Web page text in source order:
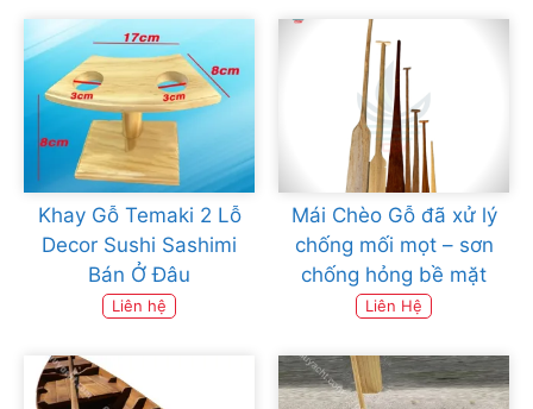
Khay Gỗ Temaki 2 Lỗ
Decor Sushi Sashimi
Bán Ở Đâu
Liên hệ
Mái Chèo Gỗ đã xử lý
chống mối mọt – sơn
chống hỏng bề mặt
Liên Hệ